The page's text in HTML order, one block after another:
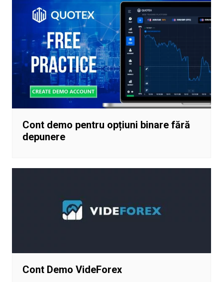
Cont demo pentru opțiuni binare fără
depunere
Cont Demo VideForex